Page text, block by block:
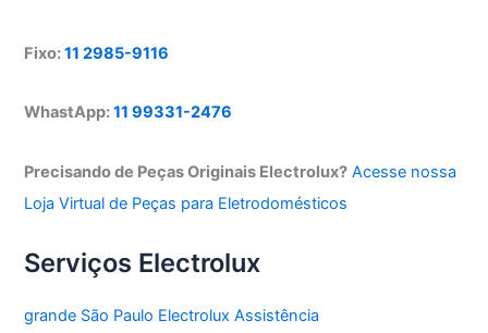
Fixo:11 2985-9116
WhastApp:11 99331-2476
Precisando de Peças Originais Electrolux? Acesse nossa
Loja Virtual de Peças para Eletrodomésticos
Serviços Electrolux
grande São Paulo Electrolux Assistência